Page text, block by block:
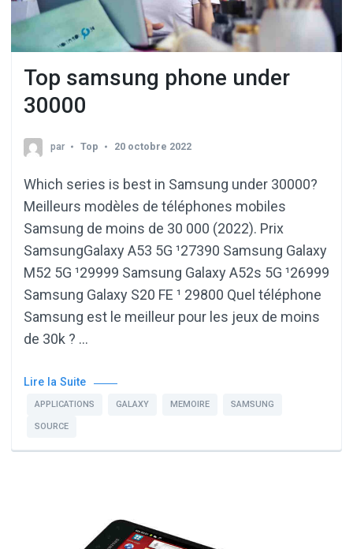
Top samsung phone under
30000
par Top 20 octobre 2022
Which series is best in Samsung under 30000?
Meilleurs modèles de téléphones mobiles
Samsung de moins de 30 000 (2022). Prix
SamsungGalaxy A53 5G ¹27390 Samsung Galaxy
M52 5G ¹29999 Samsung Galaxy A52s 5G ¹26999
Samsung Galaxy S20 FE ¹ 29800 Quel téléphone
Samsung est le meilleur pour les jeux de moins
de 30k ? …
Lire la Suite
APPLICATIONS GALAXY MEMOIRE SAMSUNG
SOURCE